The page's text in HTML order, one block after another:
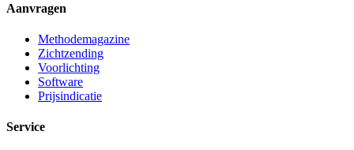
Aanvragen
Methodemagazine
Zichtzending
Voorlichting
Software
Prijsindicatie
Service